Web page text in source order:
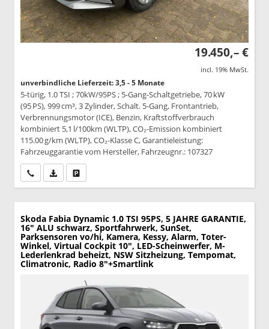
19.450,– €
incl. 19% MwSt.
unverbindliche Lieferzeit: 3,5 - 5 Monate
5-türig, 1.0 TSI ; 70kW/95PS ; 5-Gang-Schaltgetriebe, 70 kW
(95 PS), 999 cm³, 3 Zylinder, Schalt. 5-Gang, Frontantrieb,
Verbrennungsmotor (ICE), Benzin, Kraftstoffverbrauch
kombiniert 5,1 l/100km (WLTP), CO₂-Emission kombiniert
115.00 g/km (WLTP), CO₂-Klasse C, Garantieleistung:
Fahrzeuggarantie vom Hersteller, Fahrzeugnr.: 107327
Wir rufen Sie anPDF-Datei, Fahrzeugexposé drucken
Skoda Fabia Dynamic 1.0 TSI 95PS, 5 JAHRE GARANTIE,
16" ALU schwarz, Sportfahrwerk, SunSet,
Parksensoren vo/hi, Kamera, Kessy, Alarm, Toter-
Winkel, Virtual Cockpit 10", LED-Scheinwerfer, M-
Lederlenkrad beheizt, NSW Sitzheizung, Tempomat,
Climatronic, Radio 8"+Smartlink